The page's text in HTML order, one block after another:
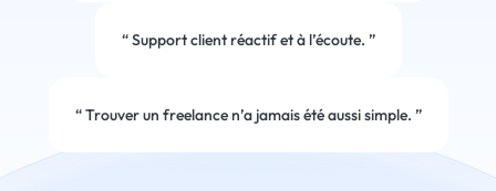
“Support client réactif et à l’écoute. ”
“Trouver un freelance n’a jamais été aussi simple. ”